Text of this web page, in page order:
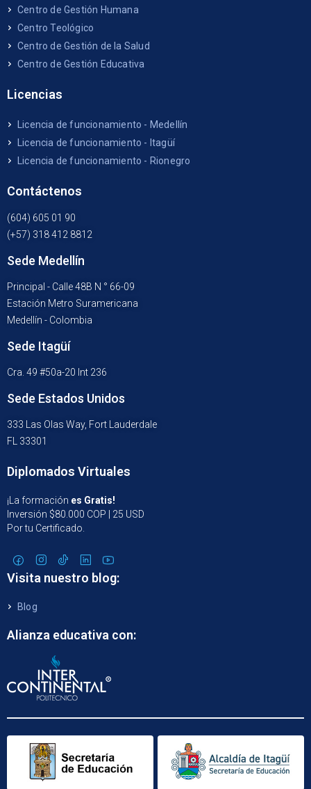
Centro de Gestión Humana
Centro Teológico
Centro de Gestión de la Salud
Centro de Gestión Educativa
Licencias
Licencia de funcionamiento - Medellín
Licencia de funcionamiento - Itagüí
Licencia de funcionamiento - Rionegro
Contáctenos
(604) 605 01 90
(+57) 318 412 8812
Sede Medellín
Principal - Calle 48B N ° 66-09
Estación Metro Suramericana
Medellín - Colombia
Sede Itagüí
Cra. 49 #50a-20 Int 236
Sede Estados Unidos
333 Las Olas Way, Fort Lauderdale
FL 33301
Diplomados Virtuales
¡La formación es Gratis!
Inversión $80.000 COP | 25 USD
Por tu Certificado.
Visita nuestro blog:
Blog
Alianza educativa con: